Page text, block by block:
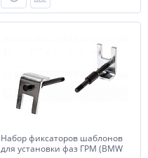
Набор фиксаторов шаблонов
для установки фаз ГРМ (BMW